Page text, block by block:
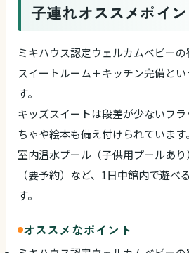
子連れオススメポイ
ミキハウス認定ウェルカムベビー
スイートルーム＋キッチン完備と
す。
キッズスイートは段差が少ないフ
ちゃや絵本も備え付けられています。
室内温水プール（子供用プールあ
（要予約）など、1日中館内で遊べ
す。
オススメなポイント